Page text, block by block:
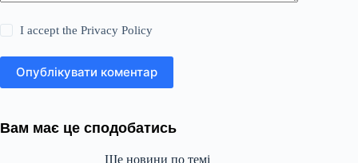
I accept thePrivacy Policy
Опублікувати коментар
Вам має це сподобатись
Ще новини по темі